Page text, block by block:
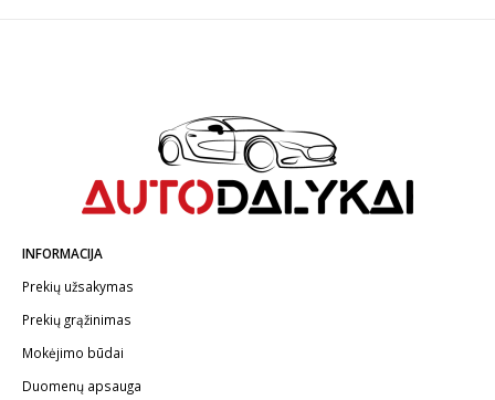
INFORMACIJA
Prekių užsakymas
Prekių grąžinimas
Mokėjimo būdai
Duomenų apsauga